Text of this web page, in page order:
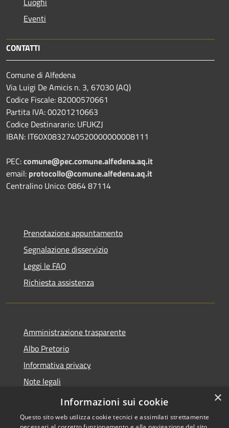
Eventi
CONTATTI
Comune di Alfedena
Via Luigi De Amicis n. 3, 67030 (AQ)
Codice Fiscale: 82000570661
Partita IVA: 00201210663
Codice Destinarario: UFUKZJ
IBAN: IT60X0832740520000000008111
PEC:comune@pec.comune.alfedena.aq.it
email: protocollo@comune.alfedena.aq.it
Centralino Unico: 0864 87114
Prenotazione appuntamento
Segnalazione disservizio
Leggi le FAQ
Richiesta assistenza
Amministrazione trasparente
Albo Pretorio
Informativa privacy
Note legali
Dichiarazione di accessibilità
×
Informazioni sui cookie
Questo sito web utilizza cookie tecnici e assimilati strettamente